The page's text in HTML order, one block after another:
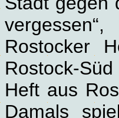
Rostocker
Rostock-
Heft aus
Damals